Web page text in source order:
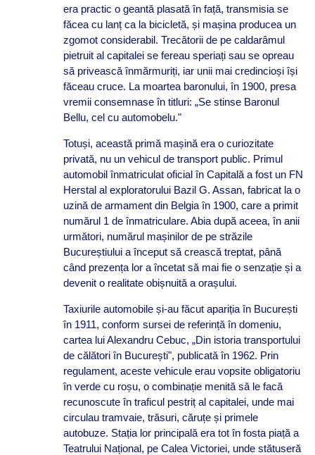
era practic o geantă plasată în față, transmisia se
făcea cu lanț ca la bicicletă, și mașina producea un
zgomot considerabil. Trecătorii de pe caldarâmul
pietruit al capitalei se fereau speriați sau se opreau
să privească înmărmuriți, iar unii mai credincioși își
făceau cruce. La moartea baronului, în 1900, presa
vremii consemnase în titluri: „Se stinse Baronul
Bellu, cel cu automobelu."
Totuși, această primă mașină era o curiozitate
privată, nu un vehicul de transport public. Primul
automobil înmatriculat oficial în Capitală a fost un FN
Herstal al exploratorului Bazil G. Assan, fabricat la o
uzină de armament din Belgia în 1900, care a primit
numărul 1 de înmatriculare. Abia după aceea, în anii
următori, numărul mașinilor de pe străzile
Bucureștiului a început să crească treptat, până
când prezența lor a încetat să mai fie o senzație și a
devenit o realitate obișnuită a orașului.
Taxiurile automobile și-au făcut apariția în București
în 1911, conform sursei de referință în domeniu,
cartea lui Alexandru Cebuc, „Din istoria transportului
de călători în București", publicată în 1962. Prin
regulament, aceste vehicule erau vopsite obligatoriu
în verde cu roșu, o combinație menită să le facă
recunoscute în traficul pestriț al capitalei, unde mai
circulau tramvaie, trăsuri, căruțe și primele
autobuze. Stația lor principală era tot în fosta piață a
Teatrului Național, pe Calea Victoriei, unde stătuseră